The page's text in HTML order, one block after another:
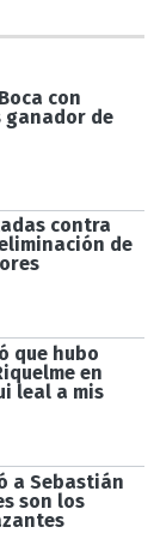
con
ganador de
contra
de
que hubo
en
leal a mis
a Sebastián
son los